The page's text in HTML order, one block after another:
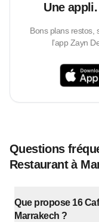
Une
Bons plans restos,
l’app Zayn
Questions
Restaurant à
Que propose 16
Marrakech ?